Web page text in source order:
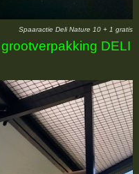
Spaaractie Deli Nature 10 + 1 gratis
DELI